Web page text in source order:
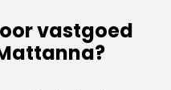
vastgoed